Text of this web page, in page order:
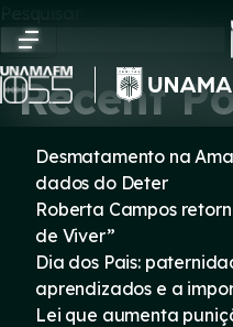
content
Pesquisar
Recent
Desmatamento na
dados do Deter
Roberta Campos
de Viver”
Dia dos Pais:
aprendizados e a
Lei que aumenta